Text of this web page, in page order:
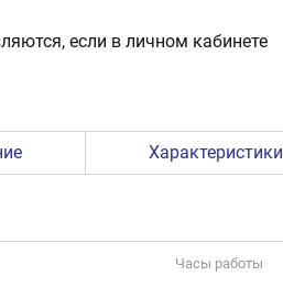
если в личном кабинете
Характеристики
Часы работы